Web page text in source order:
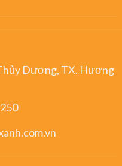
Dương, TX. Hương